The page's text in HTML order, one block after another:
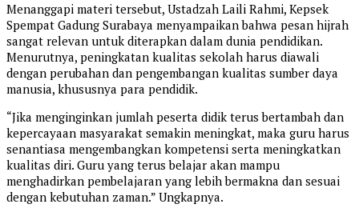
Menanggapi materi tersebut, Ustadzah Laili Rahmi, Kepsek
Spempat Gadung Surabaya menyampaikan bahwa pesan hijrah
sangat relevan untuk diterapkan dalam dunia pendidikan.
Menurutnya, peningkatan kualitas sekolah harus diawali
dengan perubahan dan pengembangan kualitas sumber daya
manusia, khususnya para pendidik.
“Jika menginginkan jumlah peserta didik terus bertambah dan
kepercayaan masyarakat semakin meningkat, maka guru harus
senantiasa mengembangkan kompetensi serta meningkatkan
kualitas diri. Guru yang terus belajar akan mampu
menghadirkan pembelajaran yang lebih bermakna dan sesuai
dengan kebutuhan zaman.” Ungkapnya.